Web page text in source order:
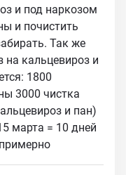
и под наркозом
и почистить
Так же
кальцевироз и
1800
3000 чистка
и пан)
марта = 10 дней
примерно